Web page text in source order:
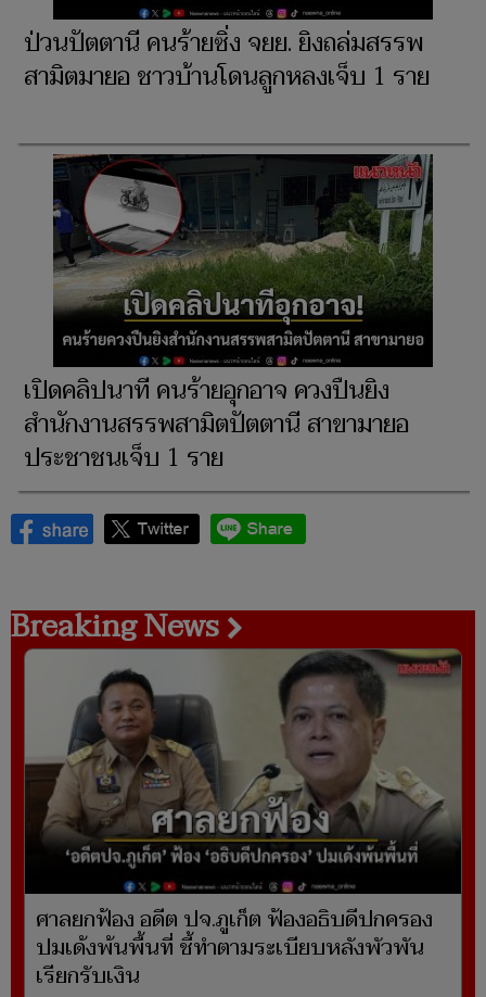
ป่วนปัตตานี คนร้ายซิ่ง จยย. ยิงถล่มสรรพ
สามิตมายอ ชาวบ้านโดนลูกหลงเจ็บ 1 ราย
เปิดคลิปนาที คนร้ายอุกอาจ ควงปืนยิง
สำนักงานสรรพสามิตปัตตานี สาขามายอ
ประชาชนเจ็บ 1 ราย
Breaking News
ศาลยกฟ้อง อดีต ปจ.ภูเก็ต ฟ้องอธิบดีปกครอง
ปมเด้งพ้นพื้นที่ ชี้ทำตามระเบียบหลังพัวพัน
เรียกรับเงิน